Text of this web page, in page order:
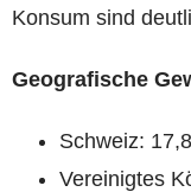
Konsum sind
Geografische
Schweiz:
Vereinigtes